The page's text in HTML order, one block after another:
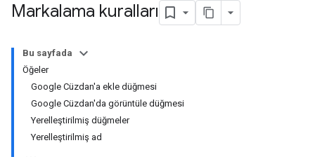
Markalama kuralları
Bu sayfada
Öğeler
Google Cüzdan'a ekle düğmesi
Google Cüzdan'da görüntüle düğmesi
Yerelleştirilmiş düğmeler
Yerelleştirilmiş ad